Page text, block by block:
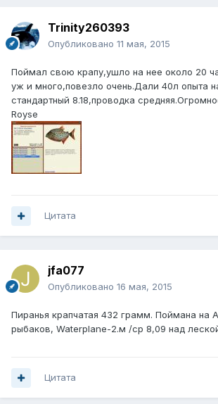
Trinity260393
Опубликовано 11 мая, 2015
Поймал свою крапу,ушло на нее около 20
уж и много,повезло очень.Дали 40л опыта
стандартный 8.18,проводка
Royse
Цитата
jfa077
Опубликовано 16 мая, 2015
Пиранья крапчатая 432 грамм. Поймана на
рыбаков, Waterplane-2.м /ср 8,09 над
Цитата